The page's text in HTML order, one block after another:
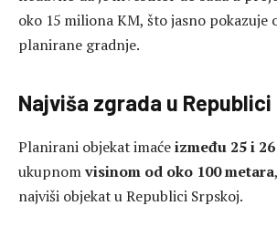
oko 15 miliona KM, što jasno pokazuje
planirane gradnje.
Najviša zgrada u Republici
Planirani objekat imaćeizmeđu 25 i
ukupnomvisinom od oko 100 metara
najviši objekat u Republici Srpskoj.